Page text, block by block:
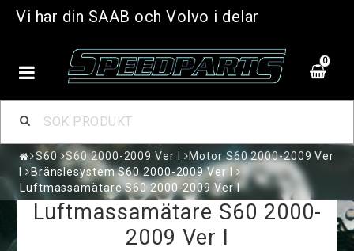
Vi har din SAAB och Volvo i delar
0
S60 S60 2000-2009 Ver I
Motor S60 2000-2009 Ver
Bränslesystem S60 2000-2009 Ver I
Luftmassamätare S60 2000-2009 Ver I
Luftmassamätare S60 2000-
2009 Ver I